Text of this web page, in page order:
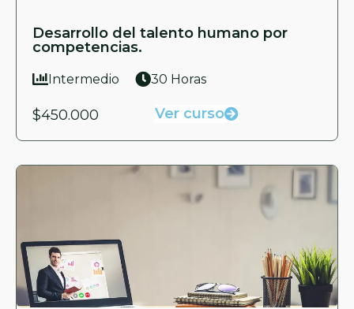
Desarrollo del talento humano por
competencias.
Intermedio 30 Horas
$450.000 Ver curso